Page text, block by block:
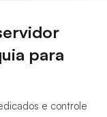
para
e controle